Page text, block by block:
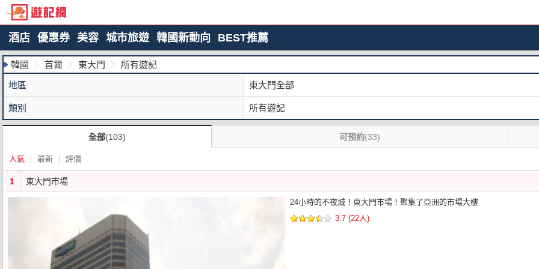
酒店 優惠券 美容 城市旅遊 韓國新動向 BEST推薦
韓國 首爾 東大門
所有遊記
地區
東大門全部
類別 所有遊記
全部(103) 可預約(33)
人氣 最新 評價
1 東大門市場
24小時的不夜城！東大門市場！聚集了亞洲的市場大樓
3.7 (22人)